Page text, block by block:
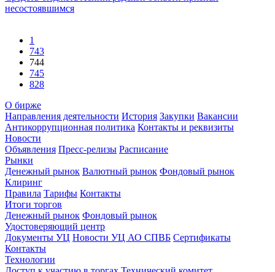
несостоявшимся
1
743
744
745
828
О бирже
Направления деятельности История Закупки Вакансии
Антикоррупционная политика Контакты и реквизиты
Новости
Объявления Пресс-релизы Расписание
Рынки
Денежный рынок Валютный рынок Фондовый рынок
Клиринг
Правила Тарифы Контакты
Итоги торгов
Денежный рынок Фондовый рынок
Удостоверяющий центр
Документы УЦ Новости УЦ АО СПВБ Сертификаты
Контакты
Технологии